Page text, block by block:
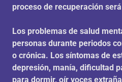
proceso de recuperación
Los problemas de salud
personas durante periodos
o crónica. Los síntomas de
depresión, manía, dificultad
para dormir, oír voces